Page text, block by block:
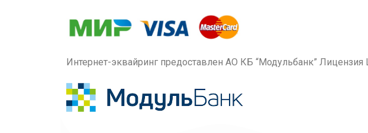
Интернет-эквайринг предоставлен АО КБ “Модульбанк”